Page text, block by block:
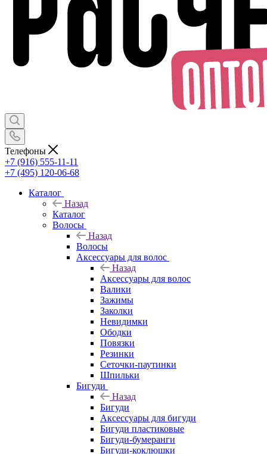
Телефоны
+7 (916) 555-11-11
+7 (495) 120-06-68
Каталог
Назад
Каталог
Волосы
Назад
Волосы
Аксессуары для волос
Назад
Аксессуары для волос
Валики
Зажимы
Заколки
Невидимки
Ободки
Повязки
Резинки
Сеточки-паутинки
Шпильки
Бигуди
Назад
Бигуди
Аксессуары для бигуди
Бигуди пластиковые
Бигуди-бумеранги
Бигуди-коклюшки